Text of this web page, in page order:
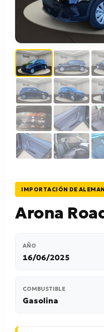
IMPORTACIÓN DE
Arona
AÑO
16/06/2025
COMBUSTIBLE
Gasolina